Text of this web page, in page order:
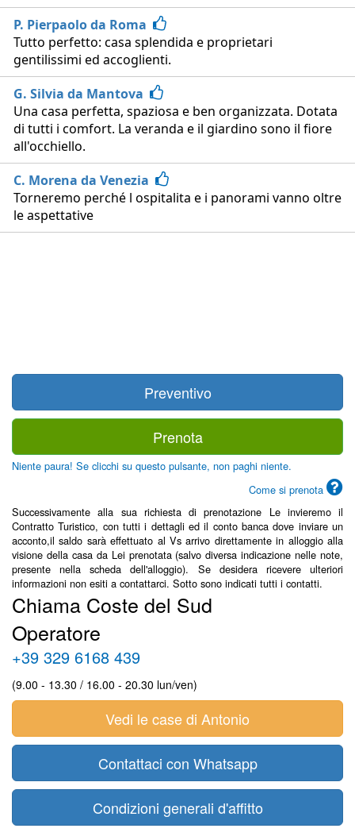
P. Pierpaolo da Roma
Tutto perfetto: casa splendida e proprietari
gentilissimi ed accoglienti.
G. Silvia da Mantova
Una casa perfetta, spaziosa e ben organizzata. Dotata
di tutti i comfort. La veranda e il giardino sono il fiore
all'occhiello.
C. Morena da Venezia
Torneremo perché l ospitalita e i panorami vanno oltre
le aspettative
Preventivo
Prenota
Niente paura! Se clicchi su questo pulsante, non paghi niente.
Come si prenota
Successivamente alla sua richiesta di prenotazione Le invieremo il
Contratto Turistico, con tutti i dettagli ed il conto banca dove inviare un
acconto,il saldo sarà effettuato al Vs arrivo direttamente in alloggio alla
visione della casa da Lei prenotata (salvo diversa indicazione nelle note,
presente nella scheda dell'alloggio). Se desidera ricevere ulteriori
informazioni non esiti a contattarci. Sotto sono indicati tutti i contatti.
Chiama Coste del Sud
Operatore
+39 329 6168 439
(9.00 - 13.30 / 16.00 - 20.30 lun/ven)
Vedi le case di Antonio
Contattaci con Whatsapp
Condizioni generali d'affitto